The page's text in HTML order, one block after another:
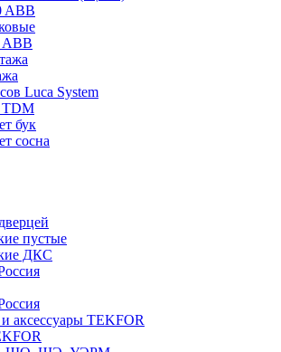
ABB
ABB
Luca System
TDM
бук
сосна
пустые
ДКС
аксессуары TEKFOR